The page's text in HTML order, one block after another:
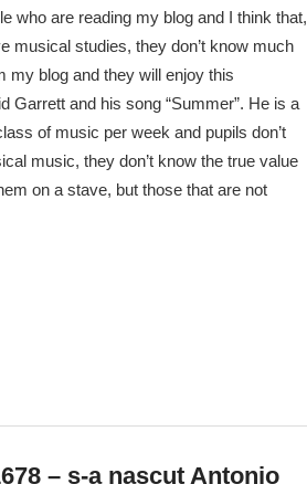
who are reading my blog and I think that,
musical studies, they don’t know much
my blog and they will enjoy this
Garrett and his song “Summer”. He is a
of music per week and pupils don’t
music, they don’t know the true value
on a stave, but those that are not
– s-a nascut Antonio